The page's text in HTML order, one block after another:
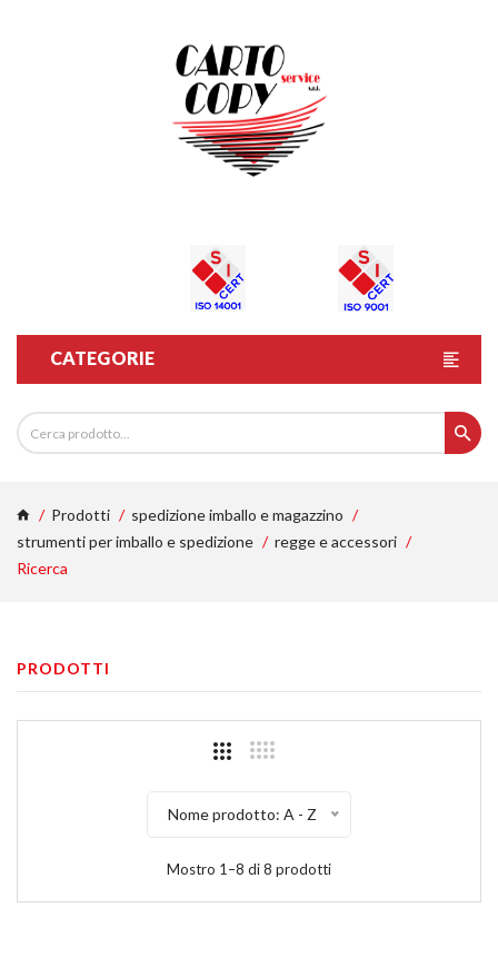
CATEGORIE
Prodotti
spedizione imballo e magazzino
strumenti per imballo e spedizione
regge e accessori
Ricerca
PRODOTTI
Nome prodotto: A - Z
Mostro 1–8 di 8 prodotti